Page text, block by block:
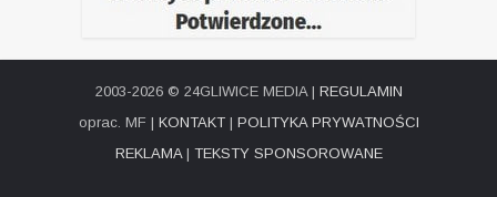
2003-2026 © 24GLIWICE MEDIA | REGULAMIN
oprac. MF | KONTAKT| POLITYKA PRYWATNOŚCI
REKLAMA| TEKSTY SPONSOROWANE